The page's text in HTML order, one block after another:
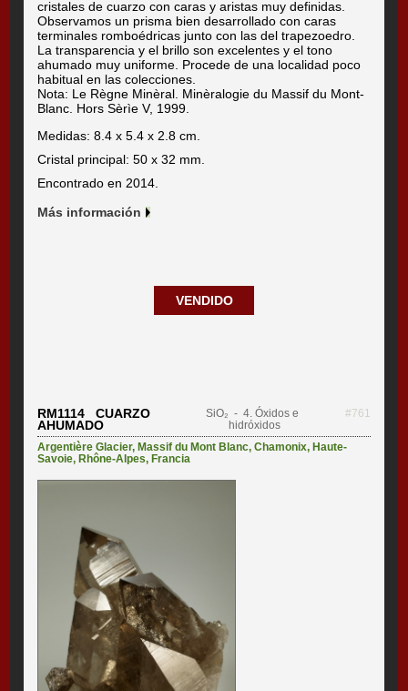
cristales de cuarzo con caras y aristas muy definidas.
Observamos un prisma bien desarrollado con caras
terminales romboédricas junto con las del trapezoedro.
La transparencia y el brillo son excelentes y el tono
ahumado muy uniforme. Procede de una localidad poco
habitual en las colecciones.
Nota: Le Règne Minèral. Minèralogie du Massif du Mont-
Blanc. Hors Sèrìe V, 1999.
Medidas: 8.4 x 5.4 x 2.8 cm.
Cristal principal: 50 x 32 mm.
Encontrado en 2014.
Más información
VENDIDO
RM1114 CUARZO
AHUMADO
SiO₂ - 4. Óxidos e
hidróxidos
#761
Argentière Glacier, Massif du Mont Blanc,Chamonix, Haute-
Savoie, Rhône-Alpes, Francia